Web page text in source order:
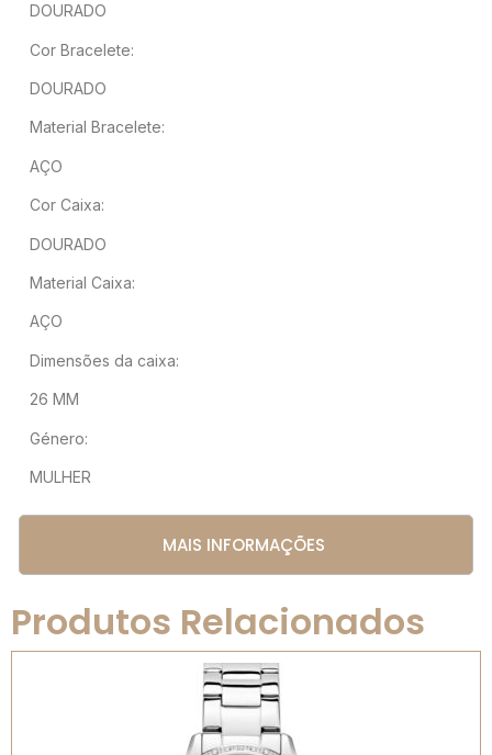
DOURADO
Cor Bracelete:
DOURADO
Material Bracelete:
AÇO
Cor Caixa:
DOURADO
Material Caixa:
AÇO
Dimensões da caixa:
26 MM
Género:
MULHER
MAIS INFORMAÇÕES
Produtos Relacionados